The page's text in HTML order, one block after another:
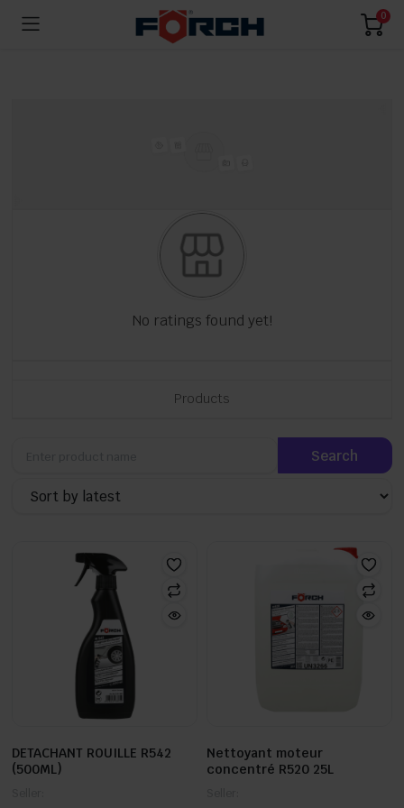
0
No ratings found yet!
Products
DETACHANT ROUILLE R542
(500ML)
Nettoyant moteur
concentré R520 25L